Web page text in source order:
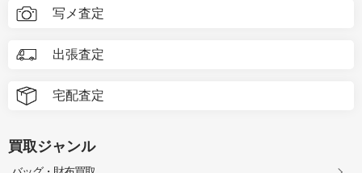
写メ査定
出張査定
宅配査定
買取ジャンル